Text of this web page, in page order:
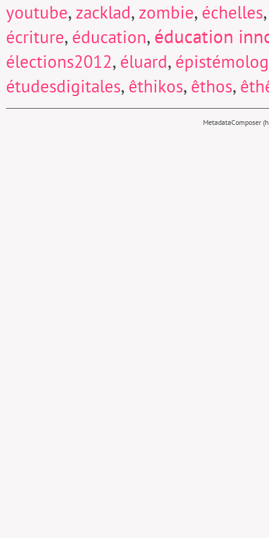
youtube, zacklad, zombie, échelles
écriture, éducation,éducation
élections2012, éluard,
étudesdigitales, êthikos, êthos,
MetadataComposer